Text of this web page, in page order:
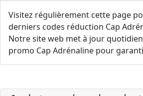
Visitez régulièrement cette page
derniers codes réduction Cap
Notre site web met à jour
promo Cap Adrénaline pour